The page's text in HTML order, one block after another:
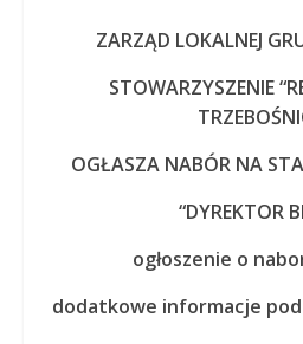
ZARZĄD LOKALNEJ
STOWARZYSZENIE
OGŁASZA NABÓR NA
“DYREKTOR
ogłoszenie o
dodatkowe informacje pod